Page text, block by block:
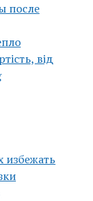
после
від
избежать